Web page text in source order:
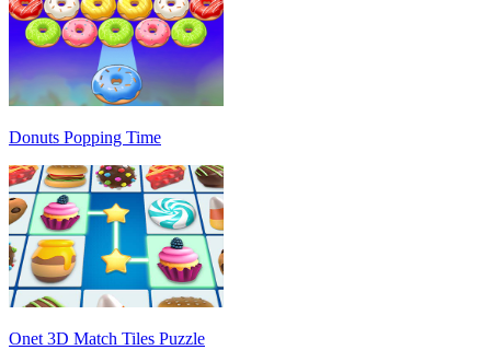
Donuts Popping Time
Onet 3D Match Tiles Puzzle